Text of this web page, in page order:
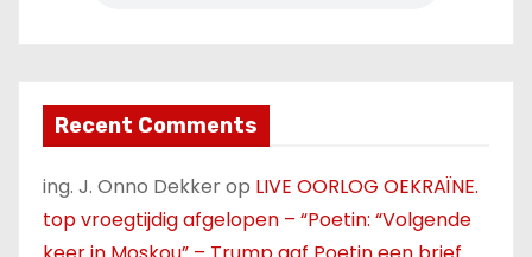
Recent Comments
ing. J. Onno Dekkerop LIVE OORLOG OEKRAÏNE.
top vroegtijdig afgelopen – “Poetin: “Volgende